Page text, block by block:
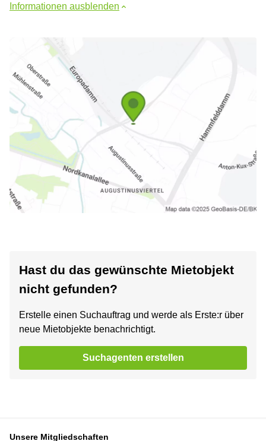
Informationen ausblenden
Hast du das gewünschte Mietobjekt
nicht gefunden?
Erstelle einen Suchauftrag und werde als Erste:r über
neue Mietobjekte benachrichtigt.
Suchagenten erstellen
Unsere Mitgliedschaften